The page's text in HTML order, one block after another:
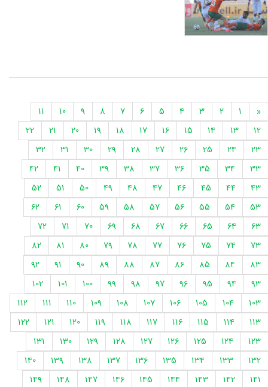
«
1
2
3
4
5
6
7
8
9
10
11
12
13
14
15
16
17
18
19
20
21
22
23
24
25
26
27
28
29
30
31
32
33
34
35
36
37
38
39
40
41
42
43
44
45
46
47
48
49
50
51
52
53
54
55
56
57
58
59
60
61
62
63
64
65
66
67
68
69
70
71
72
73
74
75
76
77
78
79
80
81
82
83
84
85
86
87
88
89
90
91
92
93
94
95
96
97
98
99
100
101
102
103
104
105
106
107
108
109
110
111
112
113
114
115
116
117
118
119
120
121
122
123
124
125
126
127
128
129
130
131
132
133
134
135
136
137
138
139
140
141
142
143
144
145
146
147
148
149